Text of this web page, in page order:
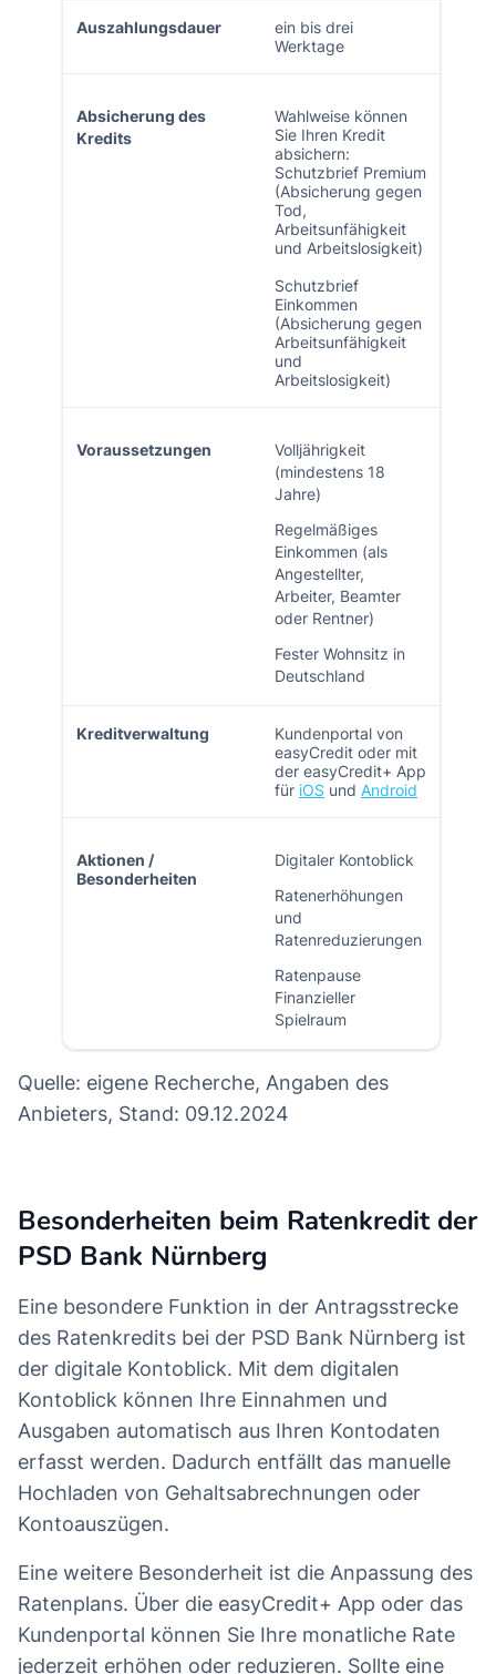
Auszahlungsdauer
ein bis drei
Werktage
Absicherung des
Kredits
Wahlweise können
Sie Ihren Kredit
absichern:
Schutzbrief Premium
(Absicherung gegen
Tod,
Arbeitsunfähigkeit
und Arbeitslosigkeit)
Schutzbrief
Einkommen
(Absicherung gegen
Arbeitsunfähigkeit
und
Arbeitslosigkeit)
Voraussetzungen
Volljährigkeit
(mindestens 18
Jahre)
Regelmäßiges
Einkommen (als
Angestellter,
Arbeiter, Beamter
oder Rentner)
Fester Wohnsitz in
Deutschland
Kreditverwaltung
Kundenportal von
easyCredit oder mit
der easyCredit+ App
für iOS und Android
Aktionen /
Besonderheiten
Digitaler Kontoblick
Ratenerhöhungen
und
Ratenreduzierungen
Ratenpause
Finanzieller
Spielraum
Quelle: eigene Recherche, Angaben des
Anbieters, Stand: 09.12.2024
Besonderheiten beim Ratenkredit der
PSD Bank Nürnberg
Eine besondere Funktion in der Antragsstrecke
des Ratenkredits bei der PSD Bank Nürnberg ist
der digitale Kontoblick. Mit dem digitalen
Kontoblick können Ihre Einnahmen und
Ausgaben automatisch aus Ihren Kontodaten
erfasst werden. Dadurch entfällt das manuelle
Hochladen von Gehaltsabrechnungen oder
Kontoauszügen.
Eine weitere Besonderheit ist die Anpassung des
Ratenplans. Über die easyCredit+ App oder das
Kundenportal können Sie Ihre monatliche Rate
jederzeit erhöhen oder reduzieren. Sollte eine